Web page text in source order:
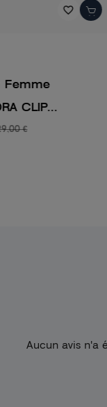
favorite_border
Femme
CLIP...
€
Aucun avis n'a